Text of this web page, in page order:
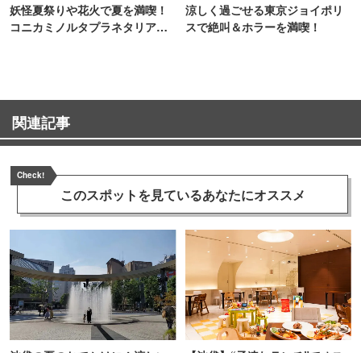
妖怪夏祭りや花火で夏を満喫！
コニカミノルタプラネタリア
涼しく過ごせる東京ジョイポリ
スで絶叫＆ホラーを満喫！
関連記事
Check!
このスポットを見ているあなたにオススメ